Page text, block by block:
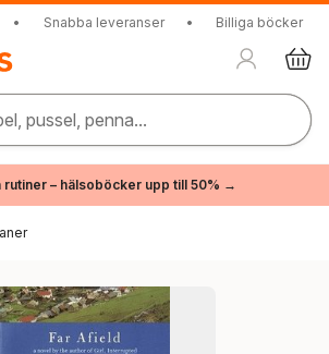
• Snabba leveranser • Billiga böcker
pussel, penna...
rutiner – hälsoböcker upp till 50% →